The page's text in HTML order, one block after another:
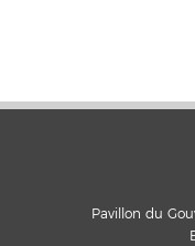
Pavillon du